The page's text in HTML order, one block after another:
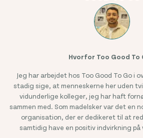
Hvorfor Too Good To
Jeg har arbejdet hos Too Good To Go i
stadig sige, at menneskerne her uden
vidunderlige kolleger, jeg har haft
sammen med. Som madelsker var det en
organisation, der er dedikeret til at
samtidig have en positiv indvirkning på